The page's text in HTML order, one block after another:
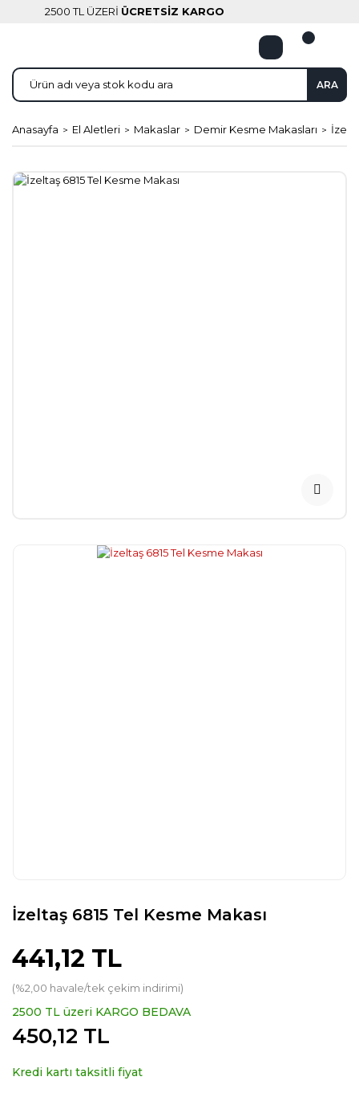
2500 TL ÜZERİ ÜCRETSİZ KARGO
ARA
Anasayfa El Aletleri Makaslar Demir Kesme Makasları
İzeltaş 6815 Tel Kesme Makası
441,12 TL
(%2,00 havale/tek çekim indirimi)
2500 TL üzeri KARGO BEDAVA
450,12 TL
Kredi kartı taksitli fiyat